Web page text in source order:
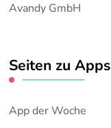
Avandy GmbH
Seiten zu Apps
App der Woche